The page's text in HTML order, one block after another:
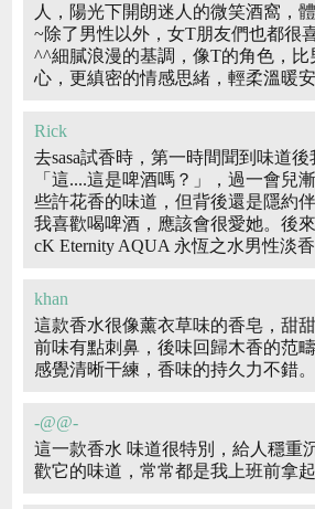
人，陽光下開朗迷人的微笑酒窩，
~除了男性以外，女T朋友們也都很
^^細膩浪漫的基調，像T的角色，比
心，更縝密的情感思緒，輕柔溫暖安
Rick
去sasa試香時，第一時間聞到味道後
「這....這是啤酒嗎？」，過一會兒
些許花香的味道，但背後還是隱約
我喜歡喝啤酒，應該會很愛她。後
cK Eternity AQUA 永恆之水男性淡香
khan
這款香水很像薰衣草味的香皂，甜
前味有點刺鼻，後味回歸木香的范
感覺清晰干練，香味的持久力不錯。
-@@-
這一款香水 味道很特別，給人穩重
歡它的味道，常常都是我上班前拿